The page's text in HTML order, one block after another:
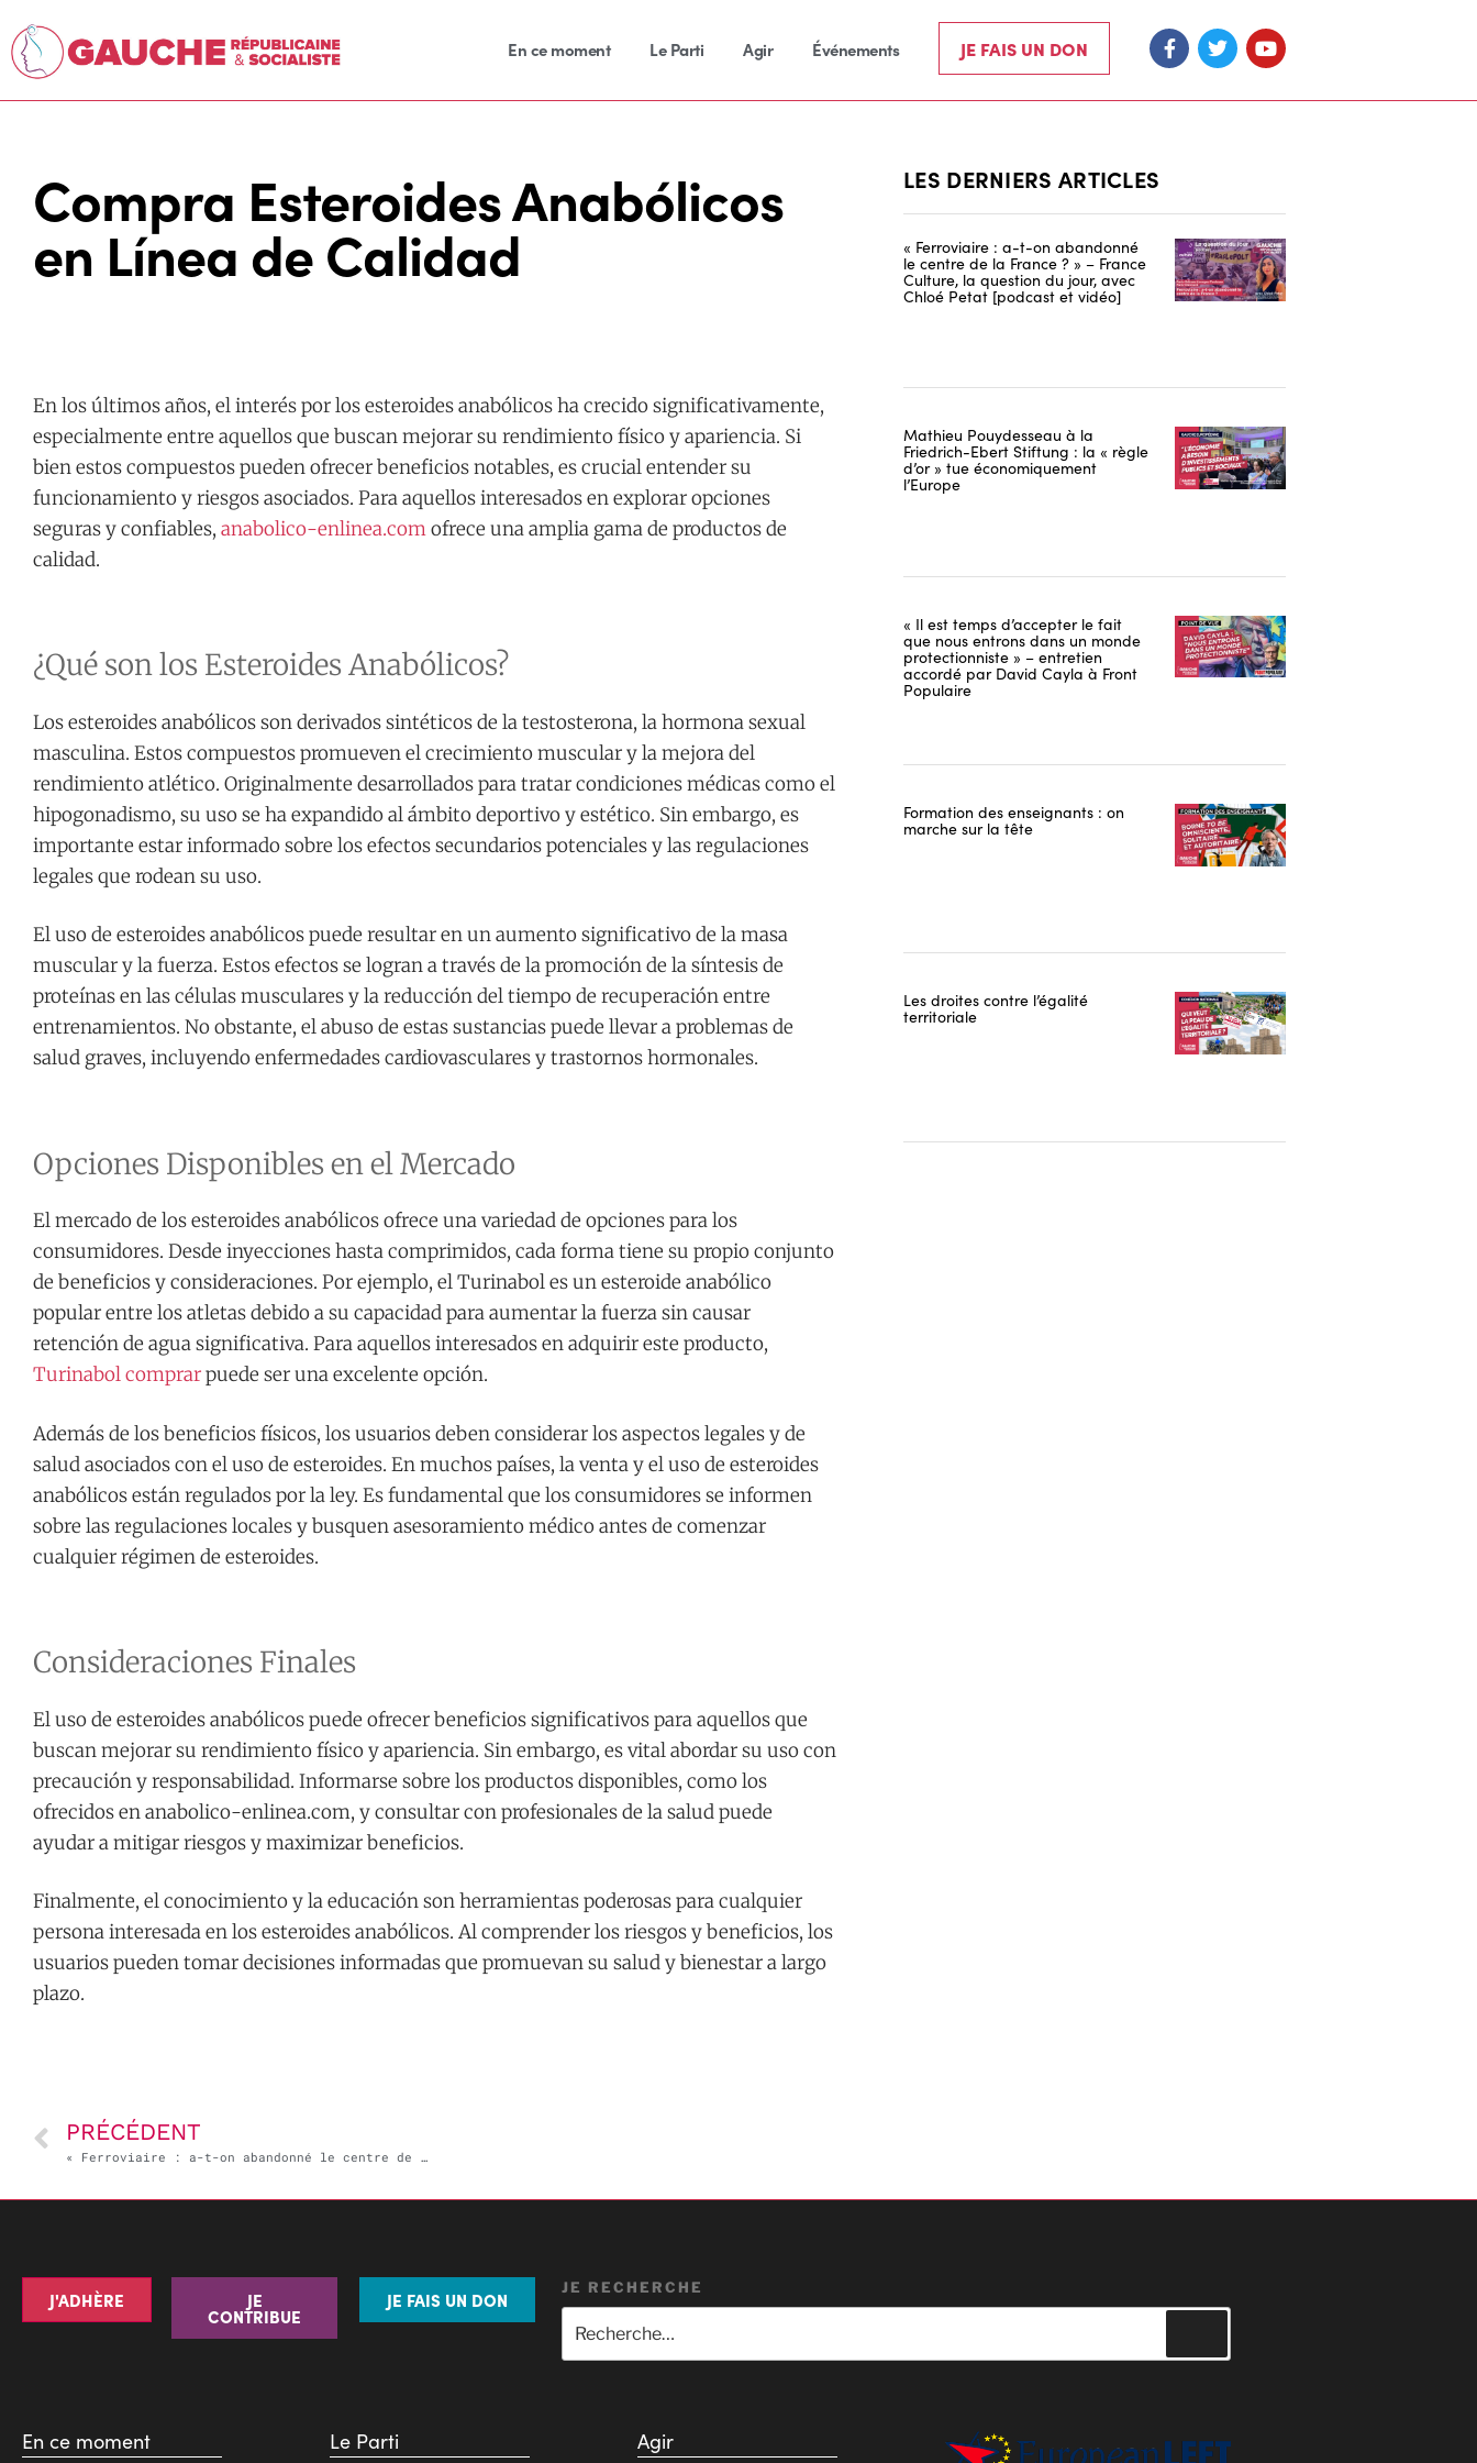
En ce moment Le Parti Agir Événements JE FAIS UN DON
Compra Esteroides Anabólicos
en Línea de Calidad
En los últimos años, el interés por los esteroides anabólicos ha crecido significativamente,
especialmente entre aquellos que buscan mejorar su rendimiento físico y apariencia. Si
bien estos compuestos pueden ofrecer beneficios notables, es crucial entender su
funcionamiento y riesgos asociados. Para aquellos interesados en explorar opciones
seguras y confiables, anabolico-enlinea.comofrece una amplia gama de productos de
calidad.
¿Qué son los Esteroides Anabólicos?
Los esteroides anabólicos son derivados sintéticos de la testosterona, la hormona sexual
masculina. Estos compuestos promueven el crecimiento muscular y la mejora del
rendimiento atlético. Originalmente desarrollados para tratar condiciones médicas como el
hipogonadismo, su uso se ha expandido al ámbito deportivo y estético. Sin embargo, es
importante estar informado sobre los efectos secundarios potenciales y las regulaciones
legales que rodean su uso.
El uso de esteroides anabólicos puede resultar en un aumento significativo de la masa
muscular y la fuerza. Estos efectos se logran a través de la promoción de la síntesis de
proteínas en las células musculares y la reducción del tiempo de recuperación entre
entrenamientos. No obstante, el abuso de estas sustancias puede llevar a problemas de
salud graves, incluyendo enfermedades cardiovasculares y trastornos hormonales.
Opciones Disponibles en el Mercado
El mercado de los esteroides anabólicos ofrece una variedad de opciones para los
consumidores. Desde inyecciones hasta comprimidos, cada forma tiene su propio conjunto
de beneficios y consideraciones. Por ejemplo, el Turinabol es un esteroide anabólico
popular entre los atletas debido a su capacidad para aumentar la fuerza sin causar
retención de agua significativa. Para aquellos interesados en adquirir este producto,
Turinabol comprarpuede ser una excelente opción.
Además de los beneficios físicos, los usuarios deben considerar los aspectos legales y de
salud asociados con el uso de esteroides. En muchos países, la venta y el uso de esteroides
anabólicos están regulados por la ley. Es fundamental que los consumidores se informen
sobre las regulaciones locales y busquen asesoramiento médico antes de comenzar
cualquier régimen de esteroides.
Consideraciones Finales
El uso de esteroides anabólicos puede ofrecer beneficios significativos para aquellos que
buscan mejorar su rendimiento físico y apariencia. Sin embargo, es vital abordar su uso con
precaución y responsabilidad. Informarse sobre los productos disponibles, como los
ofrecidos en anabolico-enlinea.com, y consultar con profesionales de la salud puede
ayudar a mitigar riesgos y maximizar beneficios.
Finalmente, el conocimiento y la educación son herramientas poderosas para cualquier
persona interesada en los esteroides anabólicos. Al comprender los riesgos y beneficios, los
usuarios pueden tomar decisiones informadas que promuevan su salud y bienestar a largo
plazo.
PRÉCÉDENT
« Ferroviaire : a-t-on abandonné le centre de la France ? » – France Culture, la question du jour, avec Chloé Petat [podcast et vidéo]
LES DERNIERS ARTICLES
« Ferroviaire : a-t-on abandonné
le centre de la France ? » – France
Culture, la question du jour, avec
Chloé Petat [podcast et vidéo]
Mathieu Pouydesseau à la
Friedrich-Ebert Stiftung : la « règle
d’or » tue économiquement
l’Europe
« Il est temps d’accepter le fait
que nous entrons dans un monde
protectionniste » – entretien
accordé par David Cayla à Front
Populaire
Formation des enseignants : on
marche sur la tête
Les droites contre l’égalité
territoriale
J'ADHÈRE JE
CONTRIBUE
JE FAIS UN DON
JE RECHERCHE
En ce moment Le Parti Agir